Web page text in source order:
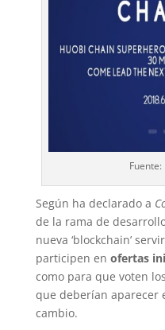
Según ha declarado a
de la rama de
nueva ‘blockchain’
participen en ofertas
como para que voten los
que deberían aparecer
cambio.